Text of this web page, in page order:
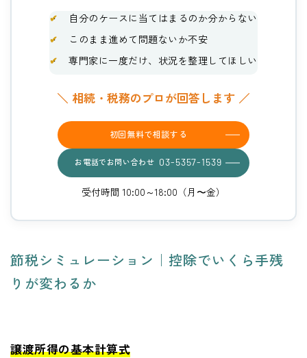
✔
自分のケースに当てはまるのか分からない
✔
このまま進めて問題ないか不安
✔
専門家に一度だけ、状況を整理してほしい
＼ 相続・税務のプロが回答します ／
初回無料で相談する
お電話でお問い合わせ 03-5357-1539
受付時間 10:00～18:00（月〜金）
節税シミュレーション｜控除でいくら手残
りが変わるか
譲渡所得の基本計算式